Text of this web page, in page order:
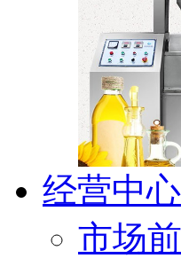
经营中心
市场